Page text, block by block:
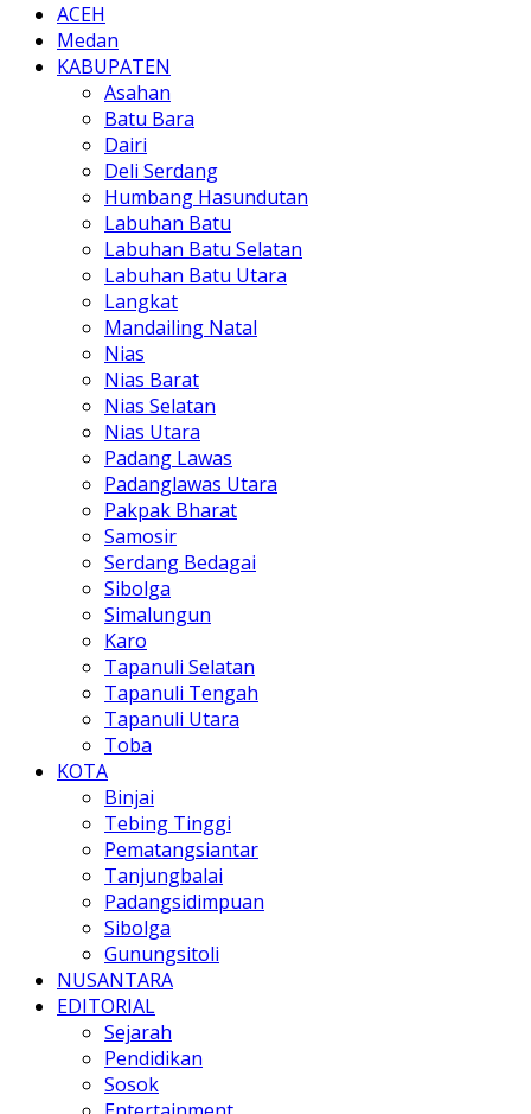
ACEH
Medan
KABUPATEN
Asahan
Batu Bara
Dairi
Deli Serdang
Humbang Hasundutan
Labuhan Batu
Labuhan Batu Selatan
Labuhan Batu Utara
Langkat
Mandailing Natal
Nias
Nias Barat
Nias Selatan
Nias Utara
Padang Lawas
Padanglawas Utara
Pakpak Bharat
Samosir
Serdang Bedagai
Sibolga
Simalungun
Karo
Tapanuli Selatan
Tapanuli Tengah
Tapanuli Utara
Toba
KOTA
Binjai
Tebing Tinggi
Pematangsiantar
Tanjungbalai
Padangsidimpuan
Sibolga
Gunungsitoli
NUSANTARA
EDITORIAL
Sejarah
Pendidikan
Sosok